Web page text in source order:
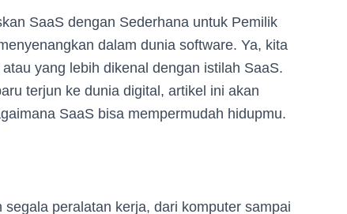
SaaS dengan Sederhana untuk Pemilik
dalam dunia software. Ya, kita
yang lebih dikenal dengan istilah SaaS.
terjun ke dunia digital, artikel ini akan
SaaS bisa mempermudah hidupmu.
peralatan kerja, dari komputer sampai